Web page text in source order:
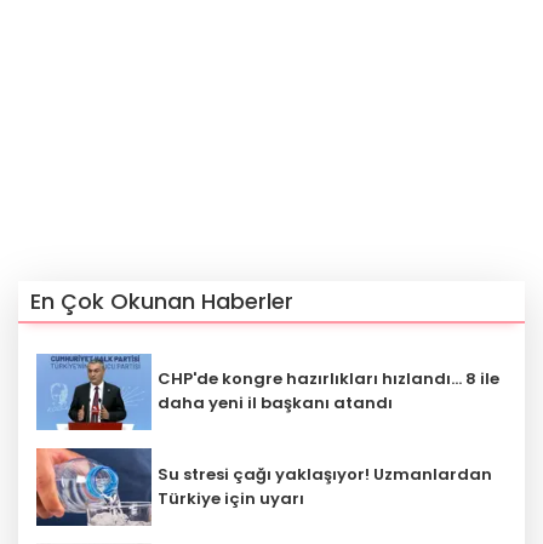
En Çok Okunan Haberler
CHP'de kongre hazırlıkları hızlandı... 8 ile
daha yeni il başkanı atandı
Su stresi çağı yaklaşıyor! Uzmanlardan
Türkiye için uyarı